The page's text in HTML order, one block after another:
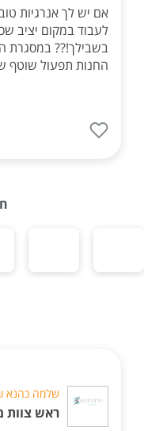
אם יש לך אנרגיות
לעבוד במקום יציב
בשבילך!?? במסגרת
החנות תפעול שוטף
שלמה כהנא
ראש צוות